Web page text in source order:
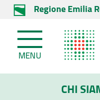
Regione Emilia
MENU
CHI